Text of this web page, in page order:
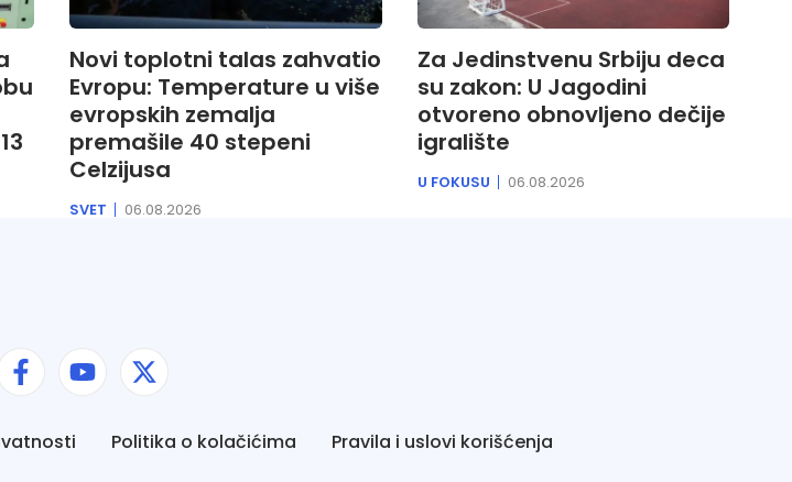
Novi toplotni talas zahvatio
Evropu: Temperature u više
evropskih zemalja
premašile 40 stepeni
Celzijusa
SVET 06.08.2026
Za Jedinstvenu Srbiju deca
su zakon: U Jagodini
otvoreno obnovljeno dečije
igralište
U FOKUSU 06.08.2026
Politika o kolačićima Pravila i uslovi korišćenja